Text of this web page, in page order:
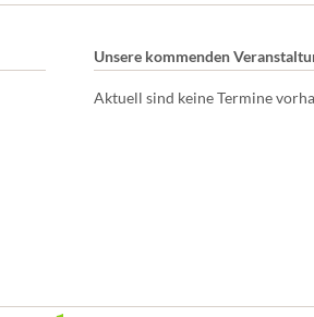
Unsere kommenden
Aktuell sind keine Termine